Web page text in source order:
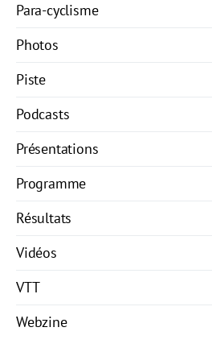
Para-cyclisme
Photos
Piste
Podcasts
Présentations
Programme
Résultats
Vidéos
VTT
Webzine